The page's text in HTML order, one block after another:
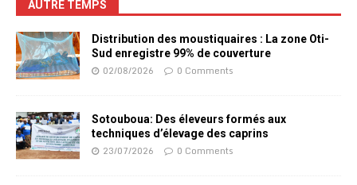
AUTRE TEMPS
Distribution des moustiquaires : La zone Oti-
Sud enregistre 99% de couverture
02/08/2026 0 Comments
Sotouboua: Des éleveurs formés aux
techniques d’élevage des caprins
23/07/2026 0 Comments